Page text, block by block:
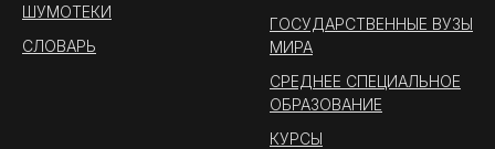
ШУМОТЕКИ
СЛОВАРЬ
ГОСУДАРСТВЕННЫЕ ВУЗЫ
МИРА
СРЕДНЕЕ СПЕЦИАЛЬНОЕ
ОБРАЗОВАНИЕ
КУРСЫ